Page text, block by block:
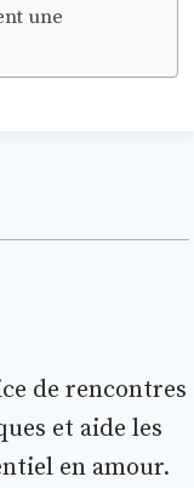
une
de rencontres
et aide les
en amour.